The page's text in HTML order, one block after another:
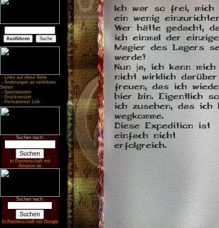
- Links auf diese Seite
- Änderungen an verlinkten
Seiten
- Spezialseiten
- Druckversion
- Permanenter Link
Suchen nach:
In Partnerschaft mit
Amazon.de
Suchen nach:
In Partnerschaft mit Google